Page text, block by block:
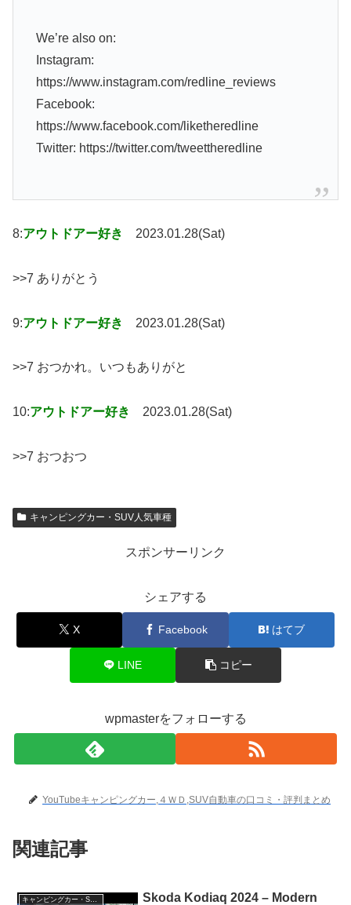
We’re also on:
Instagram:
https://www.instagram.com/redline_reviews
Facebook:
https://www.facebook.com/liketheredline
Twitter: https://twitter.com/tweettheredline
8:アウトドアー好き 2023.01.28(Sat)
>>7 ありがとう
9:アウトドアー好き 2023.01.28(Sat)
>>7 おつかれ。いつもありがと
10:アウトドアー好き 2023.01.28(Sat)
>>7 おつおつ
キャンピングカー・SUV人気車種
スポンサーリンク
シェアする
X Facebook はてブ
LINE コピー
wpmasterをフォローする
YouTubeキャンピングカー,４ＷＤ,SUV自動車の口コミ・評判まとめ
関連記事
Skoda Kodiaq 2024 – Modern